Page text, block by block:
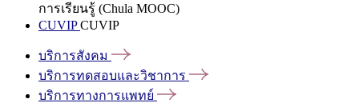
การเรียนรู้ (Chula MOOC)
CUVIPCUVIP
บริการสังคม
บริการทดสอบและวิชาการ
บริการทางการแพทย์